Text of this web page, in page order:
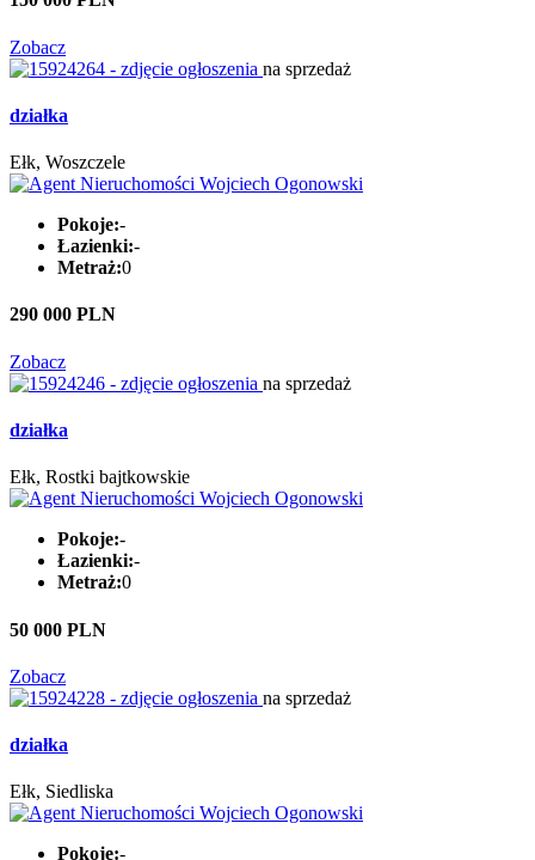
Zobacz
na sprzedaż
działka
Ełk, Woszczele
Pokoje:-
Łazienki:-
Metraż:0
290 000 PLN
Zobacz
na sprzedaż
działka
Ełk, Rostki bajtkowskie
Pokoje:-
Łazienki:-
Metraż:0
50 000 PLN
Zobacz
na sprzedaż
działka
Ełk, Siedliska
Pokoje:-